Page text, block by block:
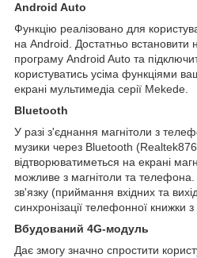
Android Auto
Функцію реалізовано для
на Android. Достатньо встановити
програму Android Auto та
користуватись усіма функціями
екрані мультимедіа серії Mekede.
Bluetooth
У разі з'єднання магнітоли з
музики через Bluetooth
відтворюватиметься на екрані
можливе з магнітоли та телефона.
зв'язку (приймання вхідних та
синхронізації телефонної книжки
Вбудований 4G-модуль
Дає змогу значно спростити